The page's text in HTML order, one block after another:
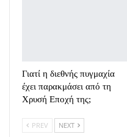
Γιατί η διεθνής πυγμαχία
έχει παρακμάσει από τη
Χρυσή Εποχή της;
PREV NEXT